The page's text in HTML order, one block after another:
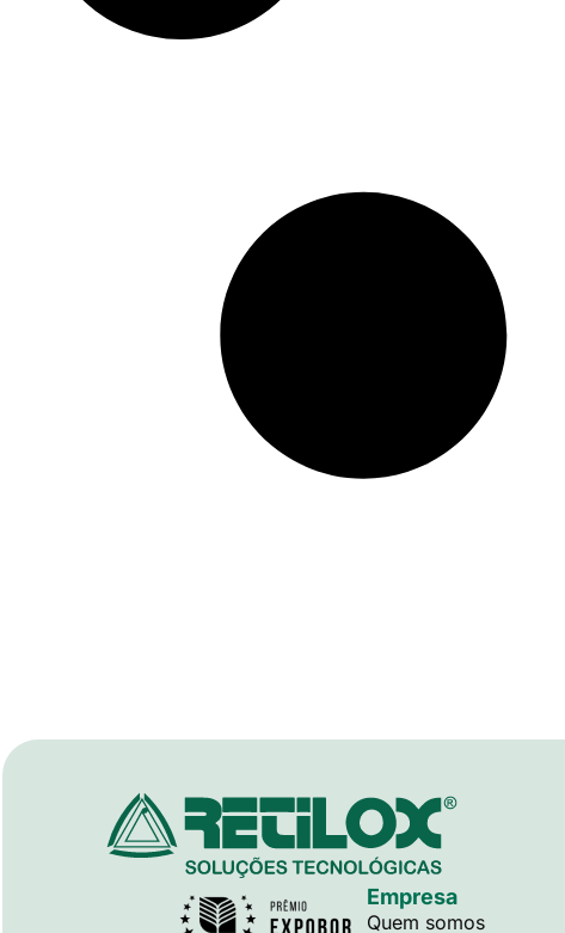
Empresa
Quem somos